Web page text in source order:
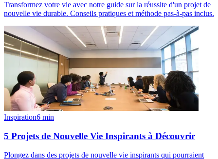
Transformez votre vie avec notre guide sur la réussite d'un projet de
nouvelle vie durable. Conseils pratiques et méthode pas-à-pas inclus.
Inspiration6 min
5 Projets de Nouvelle Vie Inspirants à Découvrir
Plongez dans des projets de nouvelle vie inspirants qui pourraient